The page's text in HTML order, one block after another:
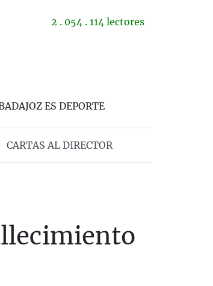
2 . 054 . 114 lectores
ES DEPORTE
CARTAS AL DIRECTOR